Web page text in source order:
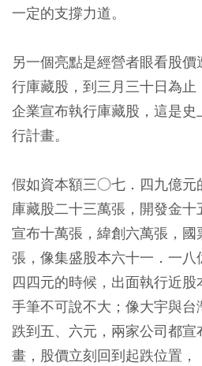
一定的支撐力道。
另一個亮點是經營者眼看股
行庫藏股，到三月三十日為
企業宣布執行庫藏股，這是
行計畫。
假如資本額三○七．四九億元
庫藏股二十三萬張，開發金
宣布十萬張，緯創六萬張，
張，像集盛股本六十一．一八
四四元的時候，出面執行近股
手筆不可說不大；像大宇與
跌到五、六元，兩家公司都
畫，股價立刻回到起跌位置